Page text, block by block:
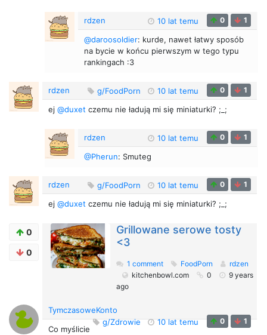
rdzen 10 lat temu 0 1
@daroosoldier: kurde, nawet łatwy sposób
na bycie w końcu pierwszym w tego typu
rankingach :3
rdzen g/FoodPorn 10 lat temu 0 1
ej @duxet czemu nie ładują mi się miniaturki? ;_;
rdzen 10 lat temu 0 1
@Pherun: Smuteg
rdzen g/FoodPorn 10 lat temu 0 1
ej @duxet czemu nie ładują mi się miniaturki? ;_;
0
0
Grillowane serowe tosty
<3
1 comment FoodPorn
rdzen
kitchenbowl.com
0
9 years
ago
TymczasoweKonto
g/Zdrowie
10 lat temu 0 1
Co myślicie